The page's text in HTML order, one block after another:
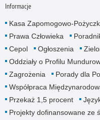
Informacje
Kasa Zapomogowo-
Prawa Człowieka
Cepol
Ogłoszenia
Oddziały o Profilu
Zagrożenia
Porady dla
Współpraca
Przekaż 1,5 procent
Projekty dofinansowane ze